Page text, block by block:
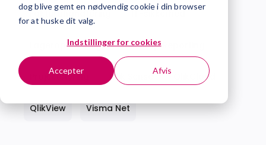
dog blive gemt en nødvendig cookie i din browser
for at huske dit valg.
Indstillinger for cookies
Accepter Afvis
Fakturahåndtering IT-sikkerhed
Lageroptimering OneStop Reporting
Projektstyring Qlik Sense QlikCloud
QlikView Visma Net